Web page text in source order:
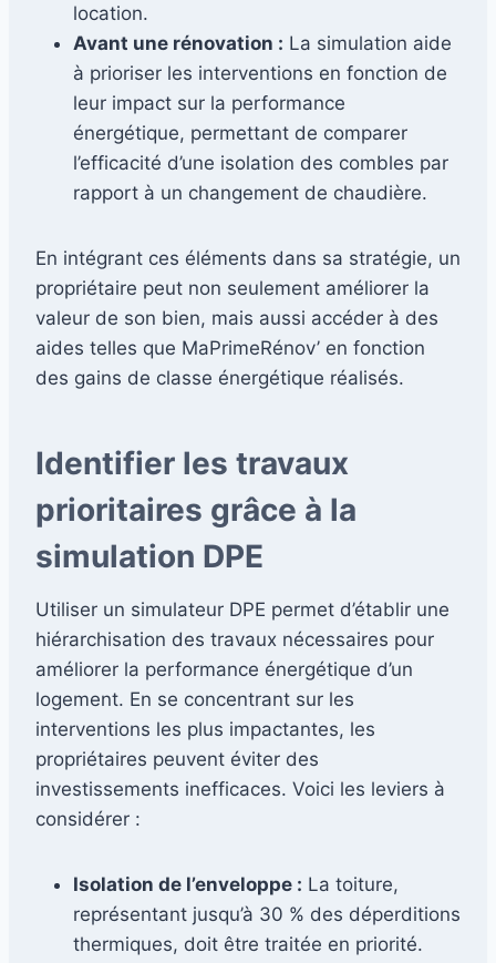
location.
Avant une rénovation : La simulation aide
à prioriser les interventions en fonction de
leur impact sur la performance
énergétique, permettant de comparer
l’efficacité d’une isolation des combles par
rapport à un changement de chaudière.
En intégrant ces éléments dans sa stratégie, un
propriétaire peut non seulement améliorer la
valeur de son bien, mais aussi accéder à des
aides telles que MaPrimeRénov’ en fonction
des gains de classe énergétique réalisés.
Identifier les travaux
prioritaires grâce à la
simulation DPE
Utiliser un simulateur DPE permet d’établir une
hiérarchisation des travaux nécessaires pour
améliorer la performance énergétique d’un
logement. En se concentrant sur les
interventions les plus impactantes, les
propriétaires peuvent éviter des
investissements inefficaces. Voici les leviers à
considérer :
Isolation de l’enveloppe : La toiture,
représentant jusqu’à 30 % des déperditions
thermiques, doit être traitée en priorité.